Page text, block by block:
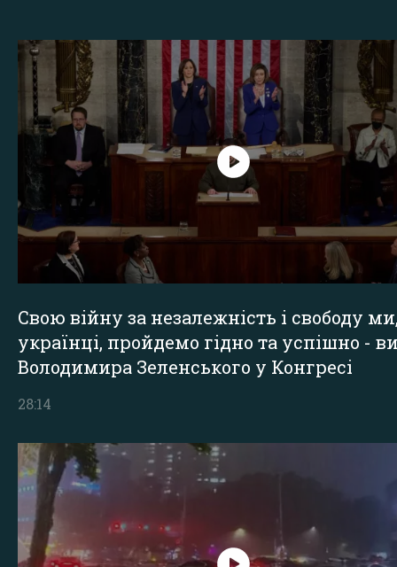
Свою війну за незалежність і свободу
українці, пройдемо гідно та успішно -
Володимира Зеленського у Конгресі
28:14